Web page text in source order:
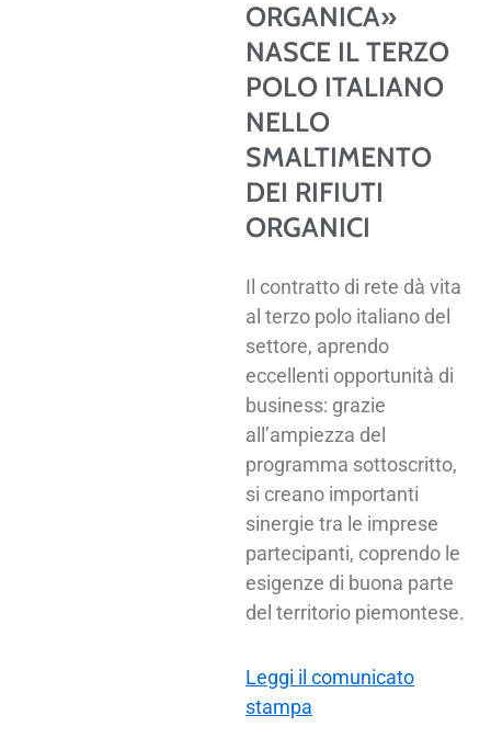
ORGANICA»
NASCE IL TERZO
POLO ITALIANO
NELLO
SMALTIMENTO
DEI RIFIUTI
ORGANICI
Il contratto di rete dà vita
al terzo polo italiano del
settore, aprendo
eccellenti opportunità di
business: grazie
all’ampiezza del
programma sottoscritto,
si creano importanti
sinergie tra le imprese
partecipanti, coprendo le
esigenze di buona parte
del territorio piemontese.
Leggi il comunicato
stampa